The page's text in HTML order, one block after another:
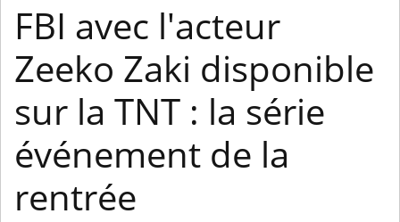
FBI avec l'acteur
Zeeko Zaki disponible
sur la TNT : la série
événement de la
rentrée